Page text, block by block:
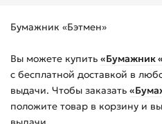
Бумажник «Бэтмен»
Вы можете купить «Бумажник
с бесплатной доставкой в
выдачи. Чтобы заказать
положите товар в корзину и